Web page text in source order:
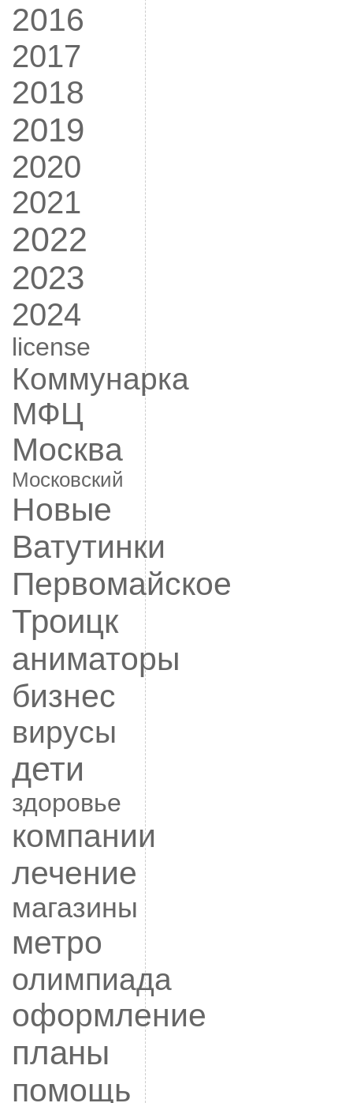
2016
2017
2018
2019
2020
2021
2022
2023
2024
license
Коммунарка
МФЦ
Москва
Московский
Новые
Ватутинки
Первомайское
Троицк
аниматоры
бизнес
вирусы
дети
здоровье
компании
лечение
магазины
метро
олимпиада
оформление
планы
помощь